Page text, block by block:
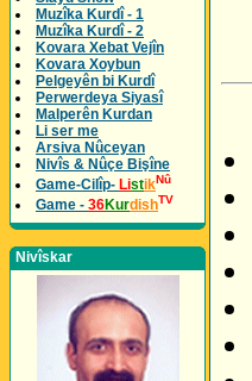
Muzîka Kurdî - 1
Muzîka Kurdî - 2
Kovara Xebat Vejîn
Kovara Xoybun
Pelgeyên bi Kurdî
Perwerdeya Siyasî
Malperên Kurdan
Li ser me
Arsiva Nûceyan
Nivîs & Nûçe Bişîne
Game-Cilîp- ListikNû
Game - 36KurdishTV
Nivîskar